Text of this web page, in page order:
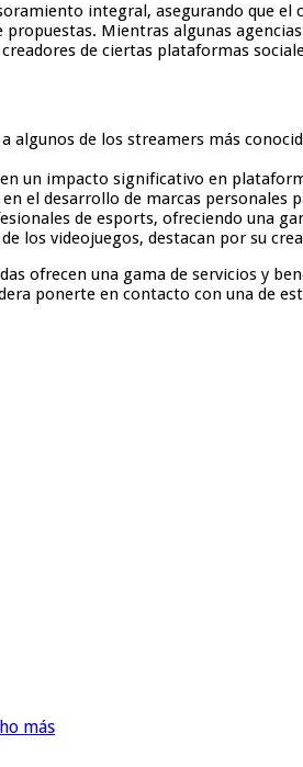
integral, asegurando que
Mientras algunas
de ciertas plataformas
de los streamers más
un impacto significativo en
el desarrollo de marcas personales
de esports, ofreciendo una
los videojuegos, destacan por su
ofrecen una gama de servicios y
ponerte en contacto con una de
más